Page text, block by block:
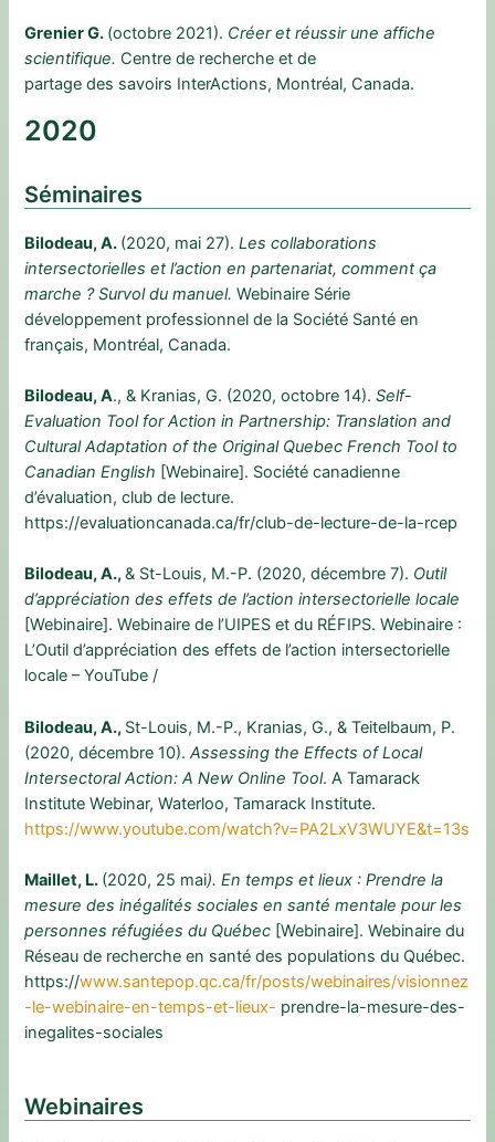
Grenier G. (octobre 2021). Créer et réussir une affiche
scientifique. Centre de recherche et de
partage des savoirs InterActions, Montréal, Canada.
2020
Séminaires
Bilodeau, A. (2020, mai 27).Les collaborations
intersectorielles et l’action en partenariat, comment ça
marche ? Survol du manuel.Webinaire Série
développement professionnel de la Société Santé en
français, Montréal, Canada.
Bilodeau, A., & Kranias, G. (2020, octobre 14).Self-
Evaluation Tool for Action in Partnership: Translation and
Cultural Adaptation of the Original Quebec French Tool to
Canadian English [Webinaire]. Société canadienne
d’évaluation, club de lecture.
https://evaluationcanada.ca/fr/club-de-lecture-de-la-rcep
Bilodeau, A.,& St-Louis, M.-P. (2020, décembre 7). Outil
d’appréciation des effets de l’action intersectorielle locale
[Webinaire]. Webinaire de l’UIPES et du RÉFIPS. Webinaire :
L’Outil d’appréciation des effets de l’action intersectorielle
locale – YouTube /
Bilodeau, A., St-Louis, M.-P., Kranias, G., & Teitelbaum, P.
(2020, décembre 10).Assessing the Effects of Local
Intersectoral Action: A New Online Tool. A Tamarack
Institute Webinar, Waterloo, Tamarack Institute.
https://www.youtube.com/watch?v=PA2LxV3WUYE&t=13s
Maillet, L. (2020, 25 mai). En temps et lieux : Prendre la
mesure des inégalités sociales en santé mentale pour les
personnes réfugiées du Québec [Webinaire]. Webinaire du
Réseau de recherche en santé des populations du Québec.
https://www.santepop.qc.ca/fr/posts/webinaires/visionnez
-le-webinaire-en-temps-et-lieux- prendre-la-mesure-des-
inegalites-sociales
Webinaires